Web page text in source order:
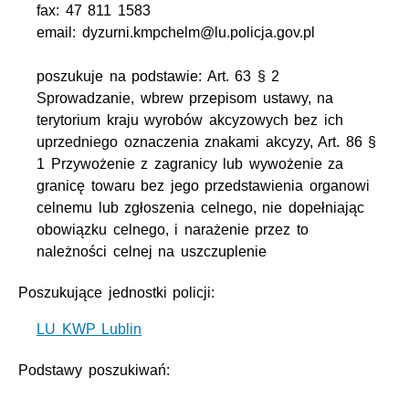
fax: 47 811 1583
email: dyzurni.kmpchelm@lu.policja.gov.pl
poszukuje na podstawie: Art. 63 § 2
Sprowadzanie, wbrew przepisom ustawy, na
terytorium kraju wyrobów akcyzowych bez ich
uprzedniego oznaczenia znakami akcyzy, Art. 86 §
1 Przywożenie z zagranicy lub wywożenie za
granicę towaru bez jego przedstawienia organowi
celnemu lub zgłoszenia celnego, nie dopełniając
obowiązku celnego, i narażenie przez to
należności celnej na uszczuplenie
Poszukujące jednostki policji:
LU KWP Lublin
Podstawy poszukiwań: